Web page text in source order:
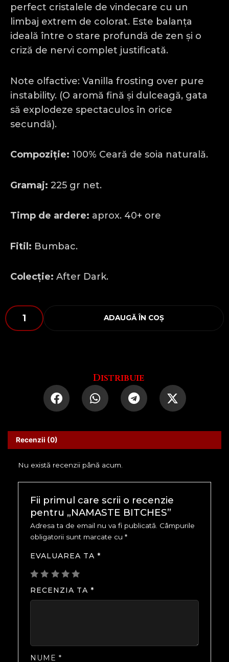
perfect cristalele de vindecare cu un
limbaj extrem de colorat. Este balanța
ideală între o stare profundă de zen și o
criză de nervi complet justificată.
Note olfactive: Vanilla frosting over pure
instability. (O aromă fină și dulceagă, gata
să explodeze spectaculos în orice
secundă).
Compoziție: 100% Ceară de soia naturală.
Gramaj: 225 gr net.
Timp de ardere: aprox. 40+ ore
Fitil: Bumbac.
Colecție: After Dark.
Cantitate
NAMASTE
BITCHES
ADAUGĂ ÎN COȘ
Distribuie
Recenzii (0)
Nu există recenzii până acum.
Fii primul care scrii o recenzie
pentru „NAMASTE BITCHES”
Adresa ta de email nu va fi publicată. Câmpurile
obligatorii sunt marcate cu *
EVALUAREA TA *
RECENZIA TA *
NUME *